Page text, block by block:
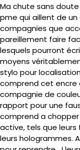
Ma chute sans
pme qui aillent de
compagnies que
pareillement faire
lesquels pourront
moyens
stylo pour
comprend cet
compagnie de
rapport pour une
comprend a
active, tels que leurs
leurs hologrammes.